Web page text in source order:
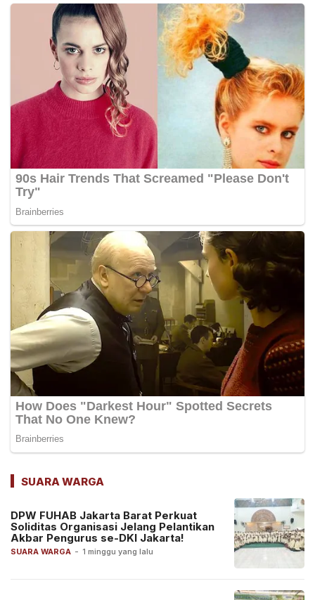
SUARA WARGA
SUARA WARGA - 1 minggu yang lalu
DPW FUHAB Jakarta Barat Perkuat
Soliditas Organisasi Jelang Pelantikan
Akbar Pengurus se-DKI Jakarta!